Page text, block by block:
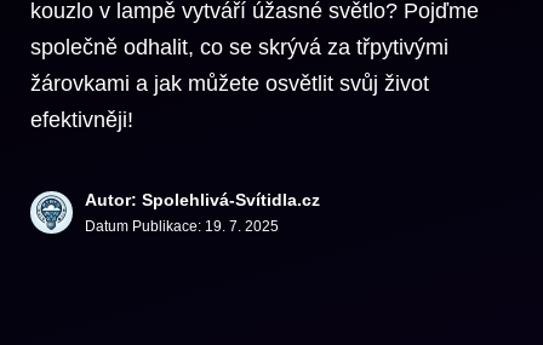
kouzlo v lampě vytváří úžasné světlo? Pojďme
společně odhalit, co se skrývá za třpytivými
žárovkami a jak můžete osvětlit svůj život
efektivněji!
Autor: Spolehlivá-Svítidla.cz
Datum Publikace: 19. 7. 2025